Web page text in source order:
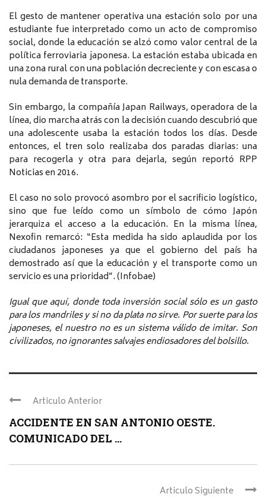
El gesto de mantener operativa una estación solo por una
estudiante fue interpretado como un acto de compromiso
social, donde la educación se alzó como valor central de la
política ferroviaria japonesa. La estación estaba ubicada en
una zona rural con una población decreciente y con escasa o
nula demanda de transporte.
Sin embargo, la compañía Japan Railways, operadora de la
línea, dio marcha atrás con la decisión cuando descubrió que
una adolescente usaba la estación todos los días. Desde
entonces, el tren solo realizaba dos paradas diarias: una
para recogerla y otra para dejarla, según reportó RPP
Noticias en 2016.
El caso no solo provocó asombro por el sacrificio logístico,
sino que fue leído como un símbolo de cómo Japón
jerarquiza el acceso a la educación. En la misma línea,
Nexofin remarcó: “Esta medida ha sido aplaudida por los
ciudadanos japoneses ya que el gobierno del país ha
demostrado así que la educación y el transporte como un
servicio es una prioridad”. (Infobae)
Igual que aquí, donde toda inversión social sólo es un gasto
para los mandriles y si no da plata no sirve. Por suerte para los
japoneses, el nuestro no es un sistema válido de imitar. Son
civilizados, no ignorantes salvajes endiosadores del bolsillo.
Articulo Anterior
ACCIDENTE EN SAN ANTONIO OESTE.
COMUNICADO DEL ...
Articulo Siguiente